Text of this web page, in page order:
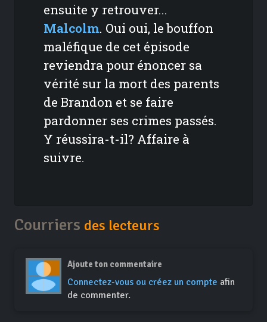
ensuite y retrouver...
Malcolm. Oui oui, le bouffon
maléfique de cet épisode
reviendra pour énoncer sa
vérité sur la mort des parents
de Brandon et se faire
pardonner ses crimes passés.
Y réussira-t-il? Affaire à
suivre.
Courriers des lecteurs
Ajoute ton commentaire
Connectez-vous ou créez un compte afin
de commenter.